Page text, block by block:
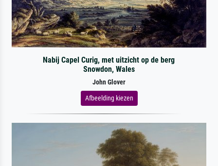
Nabij Capel Curig, met uitzicht op de berg
Snowdon, Wales
John Glover
Afbeelding kiezen